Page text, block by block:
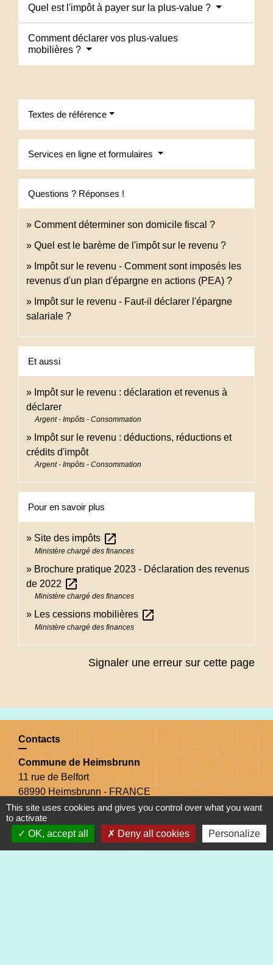
Quel est l'impôt à payer sur la plus-value ?
Comment déclarer vos plus-values
mobilières ?
Textes de référence
Services en ligne et formulaires
Questions ? Réponses !
Comment déterminer son domicile fiscal ?
Quel est le barème de l'impôt sur le revenu ?
Impôt sur le revenu - Comment sont imposés les
revenus d'un plan d'épargne en actions (PEA) ?
Impôt sur le revenu - Faut-il déclarer l'épargne
salariale ?
Et aussi
Impôt sur le revenu : déclaration et revenus à
déclarer
Argent - Impôts - Consommation
Impôt sur le revenu : déductions, réductions et
crédits d'impôt
Argent - Impôts - Consommation
Pour en savoir plus
Site des impôts open_in_new
Ministère chargé des finances
Brochure pratique 2023 - Déclaration des revenus
de 2022 open_in_new
Ministère chargé des finances
Les cessions mobilières open_in_new
Ministère chargé des finances
Signaler une erreur sur cette page
Contacts
Commune de Heimsbrunn
11 rue de Belfort
68990 Heimsbrunn - FRANCE
+33 3 89 81 90 34
Mail : mairie@heimsbrunn.fr
This site uses cookies and gives you control over what you want
to activate
OK, accept all
Deny all cookies Personalize